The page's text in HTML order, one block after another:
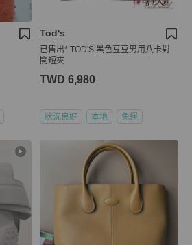
Tod's
已售出* TOD'S 黑色豆豆男用八卡對
開短夾
TWD 6,980
狀況良好 本地 免運